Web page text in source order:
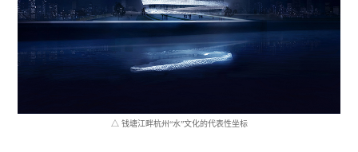
△ 钱塘江畔杭州“水”文化的代表性坐标